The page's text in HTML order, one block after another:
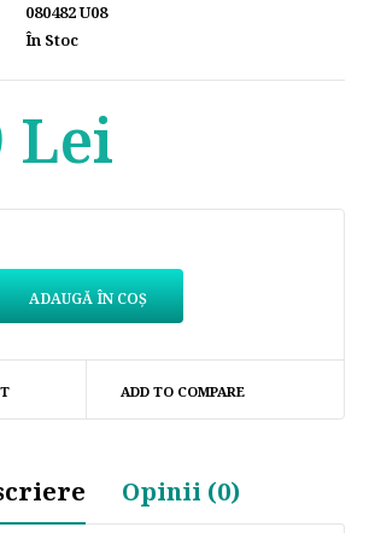
080482 U08
În Stoc
Lei
ADD TO COMPARE
Opinii (0)